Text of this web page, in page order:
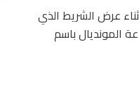
عرض الشريط الذي
المونديال باسم